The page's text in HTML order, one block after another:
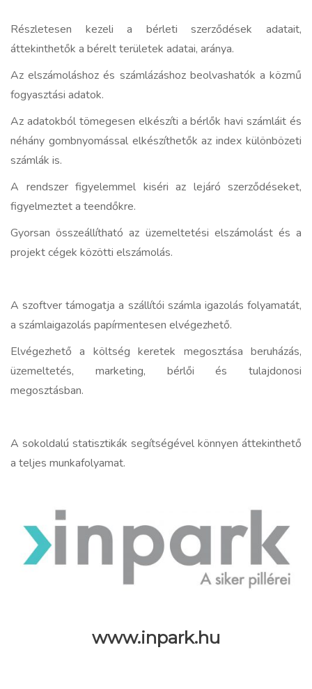
Részletesen kezeli a bérleti szerződések adatait,
áttekinthetők a bérelt területek adatai, aránya.
Az elszámoláshoz és számlázáshoz beolvashatók a közmű
fogyasztási adatok.
Az adatokból tömegesen elkészíti a bérlők havi számláit és
néhány gombnyomással elkészíthetők az index különbözeti
számlák is.
A rendszer figyelemmel kiséri az lejáró szerződéseket,
figyelmeztet a teendőkre.
Gyorsan összeállítható az üzemeltetési elszámolást és a
projekt cégek közötti elszámolás.
A szoftver támogatja a szállítói számla igazolás folyamatát,
a számlaigazolás papírmentesen elvégezhető.
Elvégezhető a költség keretek megosztása beruházás,
üzemeltetés, marketing, bérlői és tulajdonosi
megosztásban.
A sokoldalú statisztikák segítségével könnyen áttekinthető
a teljes munkafolyamat.
www.inpark.hu